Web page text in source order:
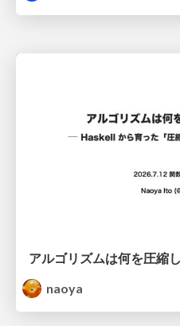
naoya